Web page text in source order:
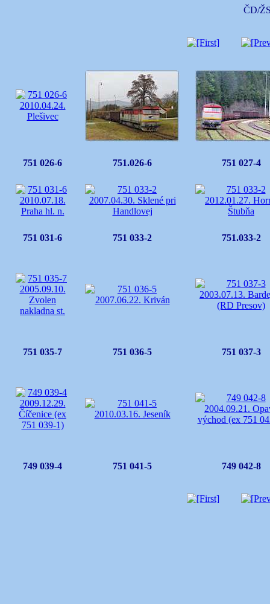
ČD/
751 026-6 751.026-6 751 027-4
751 031-6 751 033-2 751.033-2
751 035-7 751 036-5 751 037-3
749 039-4 751 041-5 749 042-8